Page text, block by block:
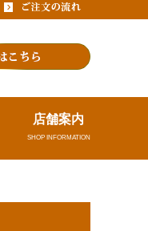
店舗案内
SHOP INFORMATION